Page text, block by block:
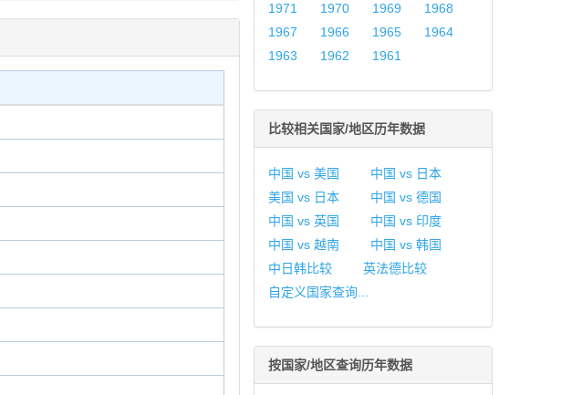
1971
1970 1969
1968
1967
1966 1965
1964
1963
1962 1961
比较相关国家/地区历年数据
中国 vs 美国
中国 vs 日本
美国 vs 日本
中国 vs 德国
中国 vs 英国
中国 vs 印度
中国 vs 越南
中国 vs 韩国
中日韩比较
英法德比较
自定义国家查询...
按国家/地区查询历年数据